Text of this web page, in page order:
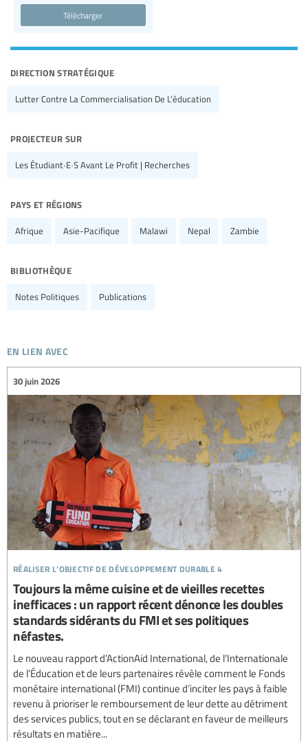
Télécharger
direction stratégique
Lutter Contre La Commercialisation De L’éducation
projecteur sur
Les Étudiant∙e∙s Avant Le Profit | Recherches
pays et régions
Afrique Asie-Pacifique Malawi Nepal Zambie
bibliothèque
Notes Politiques Publications
en lien avec
réaliser l’objectif de développement durable 4
30 juin 2026
Toujours la même cuisine et de vieilles recettes
inefficaces : un rapport récent dénonce les doubles
standards sidérants du FMI et ses politiques
néfastes.
Le nouveau rapport d’ActionAid International, de l’Internationale
de l’Éducation et de leurs partenaires révèle comment le Fonds
monétaire international (FMI) continue d’inciter les pays à faible
revenu à prioriser le remboursement de leur dette au détriment
des services publics, tout en se déclarant en faveur de meilleurs
résultats en matière...